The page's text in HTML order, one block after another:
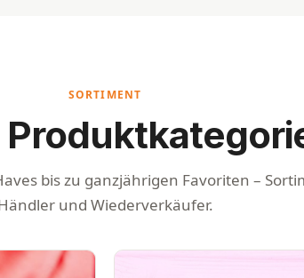
SORTIMENT
bis zu ganzjährigen Favoriten –
und Wiederverkäufer.